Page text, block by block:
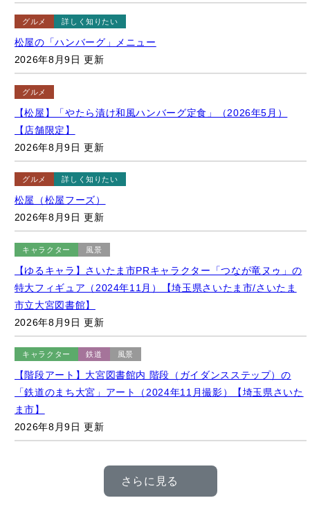
グルメ
【松屋】「やたら漬け和風ハンバーグ定食」（2026年5月）
2026年8月9日 更新
グルメ 詳しく知りたい
松屋（松屋フーズ）
キャラクター 風景
【ゆるキャラ】さいたま市PRキャラクター「つなが竜ヌゥ」の
市立大宮図書館】
2026年8月9日 更新
キャラクター 鉄道
【階段アート】大宮図書館内 階段（ガイダンスステップ）の
ま市】
2026年8月9日 更新